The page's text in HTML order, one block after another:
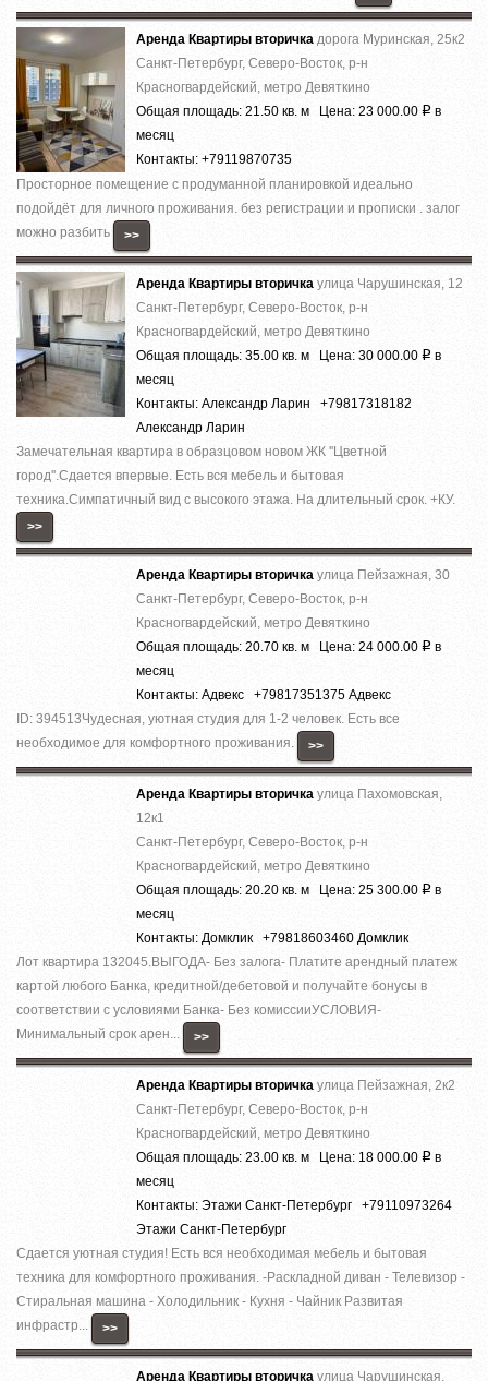
Аренда Квартиры вторичка дорога Муринская, 25к2
Санкт-Петербург, Северо-Восток, р-н
Красногвардейский, метро Девяткино
Общая площадь: 21.50 кв. м Цена: 23 000.00 Р в
месяц
Контакты: +79119870735
Просторное помещение с продуманной планировкой идеально
подойдёт для личного проживания. без регистрации и прописки . залог
можно разбить
>>
Аренда Квартиры вторичка улица Чарушинская, 12
Санкт-Петербург, Северо-Восток, р-н
Красногвардейский, метро Девяткино
Общая площадь: 35.00 кв. м Цена: 30 000.00 Р в
месяц
Контакты: Александр Ларин +79817318182
Александр Ларин
Замечательная квартира в образцовом новом ЖК ''Цветной
город''.Сдается впервые. Есть вся мебель и бытовая
техника.Симпатичный вид с высокого этажа. На длительный срок. +КУ.
>>
Аренда Квартиры вторичка улица Пейзажная, 30
Санкт-Петербург, Северо-Восток, р-н
Красногвардейский, метро Девяткино
Общая площадь: 20.70 кв. м Цена: 24 000.00 Р в
месяц
Контакты: Адвекс +79817351375 Адвекс
ID: 394513Чудесная, уютная студия для 1-2 человек. Есть все
необходимое для комфортного проживания.
>>
Аренда Квартиры вторичка улица Пахомовская,
12к1
Санкт-Петербург, Северо-Восток, р-н
Красногвардейский, метро Девяткино
Общая площадь: 20.20 кв. м Цена: 25 300.00 Р в
месяц
Контакты: Домклик +79818603460 Домклик
Лот квартира 132045.ВЫГОДА- Без залога- Платите арендный платеж
картой любого Банка, кредитной/дебетовой и получайте бонусы в
соответствии с условиями Банка- Без комиссииУСЛОВИЯ-
Минимальный срок арен...
>>
Аренда Квартиры вторичка улица Пейзажная, 2к2
Санкт-Петербург, Северо-Восток, р-н
Красногвардейский, метро Девяткино
Общая площадь: 23.00 кв. м Цена: 18 000.00 Р в
месяц
Контакты: Этажи Санкт-Петербург +79110973264
Этажи Санкт-Петербург
Сдается уютная студия! Есть вся необходимая мебель и бытовая
техника для комфортного проживания. -Раскладной диван - Телевизор -
Стиральная машина - Холодильник - Кухня - Чайник Развитая
инфрастр...
>>
Аренда Квартиры вторичка улица Чарушинская,